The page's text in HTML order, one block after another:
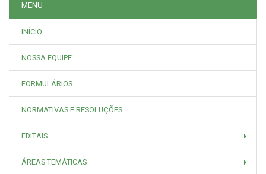
MENU
INÍCIO
NOSSA EQUIPE
FORMULÁRIOS
NORMATIVAS E RESOLUÇÕES
EDITAIS
ÁREAS TEMÁTICAS